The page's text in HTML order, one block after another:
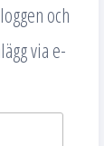
och
via e-